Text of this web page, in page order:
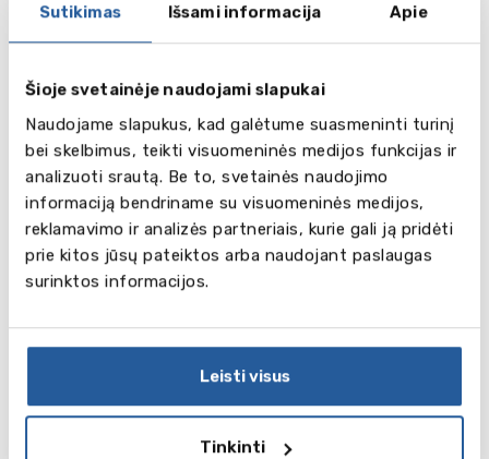
Sutikimas Išsami informacija Apie
Šioje svetainėje naudojami slapukai
Naudojame slapukus, kad galėtume suasmeninti turinį
bei skelbimus, teikti visuomeninės medijos funkcijas ir
analizuoti srautą. Be to, svetainės naudojimo
informaciją bendriname su visuomeninės medijos,
reklamavimo ir analizės partneriais, kurie gali ją pridėti
prie kitos jūsų pateiktos arba naudojant paslaugas
surinktos informacijos.
Leisti visus
Tinkinti
užsiėmimas – pasaulinio lygio. Mokiniai dalyvauja
individualiose ir komandinėse sporto šakose.
Kai kurios tradicijos įsišaknijo dar prieš šimtmetį.
Pavyzdžiui mokyklos bėgimo klubas buvo įkurtas dar
1831 metais ir yra pats seniausias pasaulyje.
Mokinių pasirinkimui – daugiau negu 20 sporto šakų:
futbolas, regbis, kriketas, golfas, lauko ritulys,
fechtavimas, lakrosas, skvošas, krepšinis,
badmintonas, šaudymas, joga.
Royal Shrewsbury Boat Club, kuris buvo įkurtas 1866
metais. Mokymo įstaiga yra laikoma geriausia pagal